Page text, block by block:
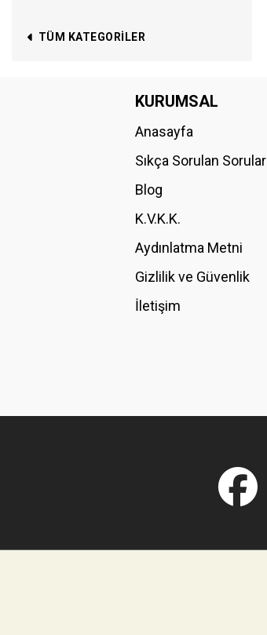
TÜM KATEGORILER
KURUMSAL
Anasayfa
Sıkça Sorulan Sorular
Blog
K.V.K.K.
Aydınlatma Metni
Gizlilik ve Güvenlik
İletişim